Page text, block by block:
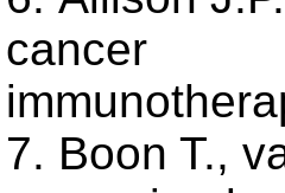
cancer
7. Boon T.,